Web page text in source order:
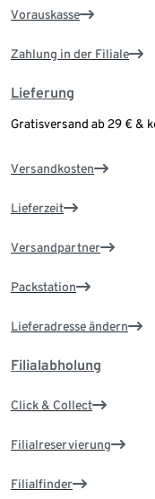
Vorauskasse
Zahlung in der Filiale
Lieferung
Gratisversand ab 29 € &
Versandkosten
Lieferzeit
Versandpartner
Packstation
Lieferadresse ändern
Filialabholung
Click & Collect
Filialreservierung
Filialfinder